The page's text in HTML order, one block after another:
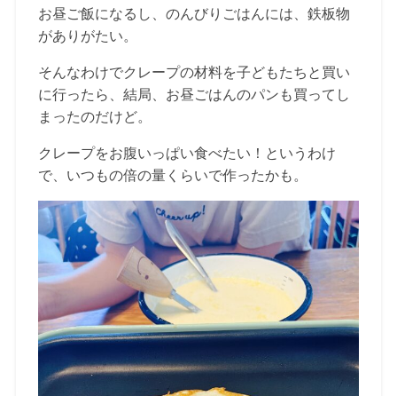
お昼ご飯になるし、のんびりごはんには、鉄板物
がありがたい。
そんなわけでクレープの材料を子どもたちと買い
に行ったら、結局、お昼ごはんのパンも買ってし
まったのだけど。
クレープをお腹いっぱい食べたい！というわけ
で、いつもの倍の量くらいで作ったかも。